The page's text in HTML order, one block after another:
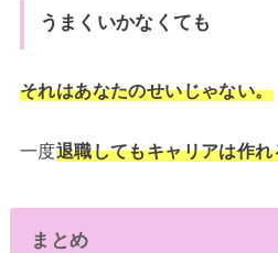
うまくいかなくても
それはあなたのせいじゃない。
一度退職してもキャリアは作れ
まとめ